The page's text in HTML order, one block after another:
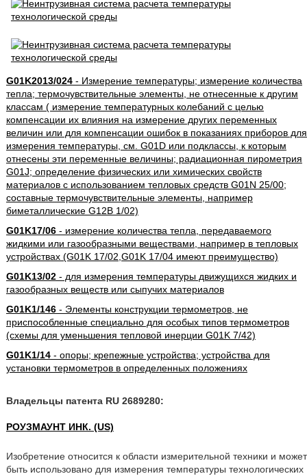
G01K2013/024- Измерение температуры; измерение количества
тепла; термочувствительные элементы, не отнесенные к другим
классам ( измерение температурных колебаний с целью
компенсации их влияния на измерение других переменных
величин или для компенсации ошибок в показаниях приборов для
измерения температуры, см. G01D или подклассы, к которым
отнесены эти переменные величины; радиационная пирометрия
G01J; определение физических или химических свойств
материалов с использованием тепловых средств G01N 25/00;
составные термочувствительные элементы, например
биметаллические G12B 1/02)
G01K17/06- измерение количества тепла, передаваемого
жидкими или газообразными веществами, например в тепловых
устройствах (G01K 17/02,G01K 17/04 имеют преимущество)
G01K13/02- для измерения температуры движущихся жидких и
газообразных веществ или сыпучих материалов
G01K1/146- Элементы конструкции термометров, не
приспособленные специально для особых типов термометров
(схемы для уменьшения тепловой инерции G01K 7/42)
G01K1/14- опоры; крепежные устройства; устройства для
установки термометров в определенных положениях
Владельцы патента RU 2689280:
РОУЗМАУНТ ИНК. (US)
Изобретение относится к области измерительной техники и может
быть использовано для измерения температуры технологических